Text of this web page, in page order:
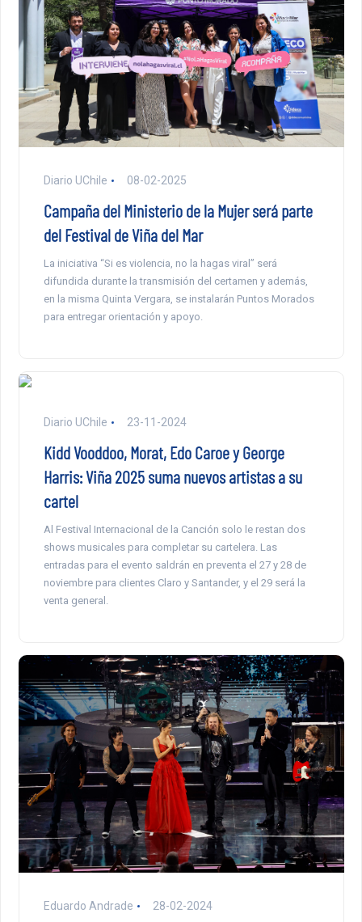
Diario UChile 08-02-2025
Campaña del Ministerio de la Mujer será parte
del Festival de Viña del Mar
La iniciativa “Si es violencia, no la hagas viral” será
difundida durante la transmisión del certamen y además,
en la misma Quinta Vergara, se instalarán Puntos Morados
para entregar orientación y apoyo.
Diario UChile 23-11-2024
Kidd Vooddoo, Morat, Edo Caroe y George
Harris: Viña 2025 suma nuevos artistas a su
cartel
Al Festival Internacional de la Canción solo le restan dos
shows musicales para completar su cartelera. Las
entradas para el evento saldrán en preventa el 27 y 28 de
noviembre para clientes Claro y Santander, y el 29 será la
venta general.
Eduardo Andrade 28-02-2024